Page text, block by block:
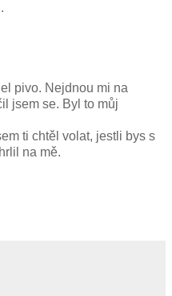
pivo. Nejdnou mi na
jsem se. Byl to můj
ti chtěl volat, jestli bys s
na mě.